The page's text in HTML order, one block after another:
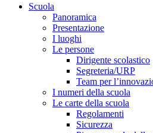
Scuola
Panoramica
Presentazione
I luoghi
Le persone
Dirigente scolastico
Segreteria/URP
Team per
I numeri della scuola
Le carte della scuola
Regolamenti
Sicurezza